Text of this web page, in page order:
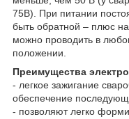
75В). При питании
быть обратной – плюс
можно проводить в
положении.
Преимущества
- легкое зажигание
обеспечение
- позволяют легко